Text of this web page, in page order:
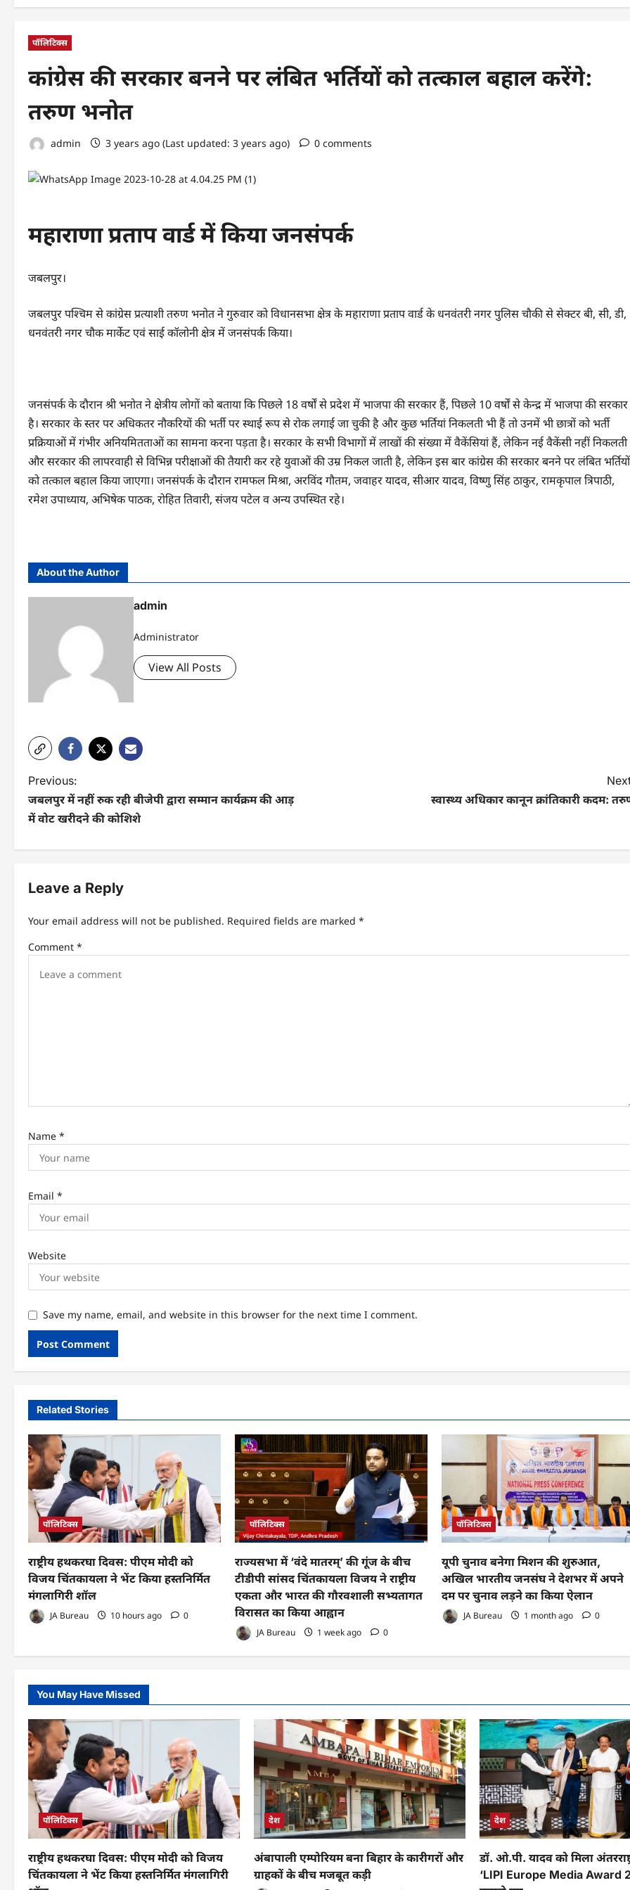
पॉलिटिक्स
कांग्रेस की सरकार बनने पर लंबित भर्तियों को तत्काल बहाल करेंगे:
तरुण भनोत
admin 3 years ago (Last updated: 3 years ago) 0 comments
महाराणा प्रताप वार्ड में किया जनसंपर्क
जबलपुर।
जबलपुर पश्चिम से कांग्रेस प्रत्याशी तरुण भनोत ने गुरुवार को विधानसभा क्षेत्र के महाराणा प्रताप वार्ड के धनवंतरी नगर पुलिस चौकी से सेक्टर बी, सी, डी,
धनवंतरी नगर चौक मार्केट एवं साई कॉलोनी क्षेत्र में जनसंपर्क किया।
जनसंपर्क के दौरान श्री भनोत ने क्षेत्रीय लोगों को बताया कि पिछले 18 वर्षों से प्रदेश में भाजपा की सरकार हैं, पिछले 10 वर्षों से केन्द्र में भाजपा की सरकार
है। सरकार के स्तर पर अधिकतर नौकरियों की भर्ती पर स्थाई रूप से रोक लगाई जा चुकी है और कुछ भर्तियां निकलती भी हैं तो उनमें भी छात्रों को भर्ती
प्रक्रियाओं में गंभीर अनियमितताओं का सामना करना पड़ता है। सरकार के सभी विभागों में लाखों की संख्या में वैकेंसियां हैं, लेकिन नई वैकेंसी नहीं निकलती
और सरकार की लापरवाही से विभिन्न परीक्षाओं की तैयारी कर रहे युवाओं की उम्र निकल जाती है, लेकिन इस बार कांग्रेस की सरकार बनने पर लंबित भर्तियों
को तत्काल बहाल किया जाएगा। जनसंपर्क के दौरान रामफल मिश्रा, अरविंद गौतम, जवाहर यादव, सीआर यादव, विष्णु सिंह ठाकुर, रामकृपाल त्रिपाठी,
रमेश उपाध्याय, अभिषेक पाठक, रोहित तिवारी, संजय पटेल व अन्य उपस्थित रहे।
About the Author
admin
Administrator
View All Posts
P
o
n
i
n
Previous:
जबलपुर में नहीं रुक रही बीजेपी द्वारा सम्मान कार्यक्रम की आड़
में वोट खरीदने की कोशिशे
स्वास्थ्य अधिकार कानून क्रांतिकारी कदम:
Leave a Reply
Your email address will not be published. Required fields are marked *
Comment *
Name *
Email *
Website
Save my name, email, and website in this browser for the next time I comment.
Related Stories
पॉलिटिक्स
राष्ट्रीय हथकरघा दिवस: पीएम मोदी को
विजय चिंतकायला ने भेंट किया हस्तनिर्मित
मंगलागिरी शॉल
JA Bureau 10 hours ago 0
पॉलिटिक्स
राज्यसभा में ‘वंदे मातरम्’ की गूंज के बीच
टीडीपी सांसद चिंतकायला विजय ने राष्ट्रीय
एकता और भारत की गौरवशाली सभ्यतागत
विरासत का किया आह्वान
JA Bureau 1 week ago 0
पॉलिटिक्स
यूपी चुनाव बनेगा मिशन की शुरुआत,
अखिल भारतीय जनसंघ ने देशभर में अपने
दम पर चुनाव लड़ने का किया ऐलान
JA Bureau 1 month ago 0
You May Have Missed
पॉलिटिक्स
राष्ट्रीय हथकरघा दिवस: पीएम मोदी को विजय
चिंतकायला ने भेंट किया हस्तनिर्मित मंगलागिरी
देश
अंबापाली एम्पोरियम बना बिहार के कारीगरों और
ग्राहकों के बीच मजबूत कड़ी
देश
डॉ. ओ.पी. यादव को मिला
‘LIPI Europe Media Award